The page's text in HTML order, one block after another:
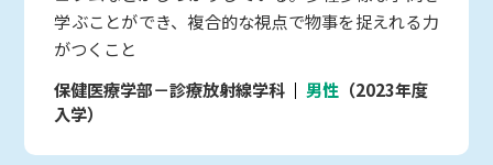
学ぶことができ、複合的な視点で物事を捉えれる力
がつくこと
保健医療学部－診療放射線学科
男性 （2023年度
入学）